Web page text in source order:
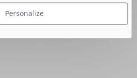
SUIVEZ-NOUS
Personalize